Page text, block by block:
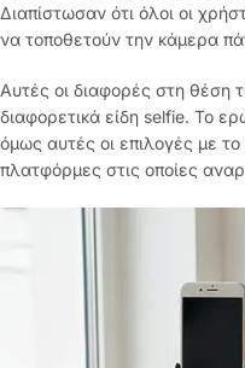
Διαπίστωσαν ότι όλοι οι
να τοποθετούν την κάμερα
Αυτές οι διαφορές στη θέση
διαφορετικά είδη selfie. Το
όμως αυτές οι επιλογές με το
πλατφόρμες στις οποίες